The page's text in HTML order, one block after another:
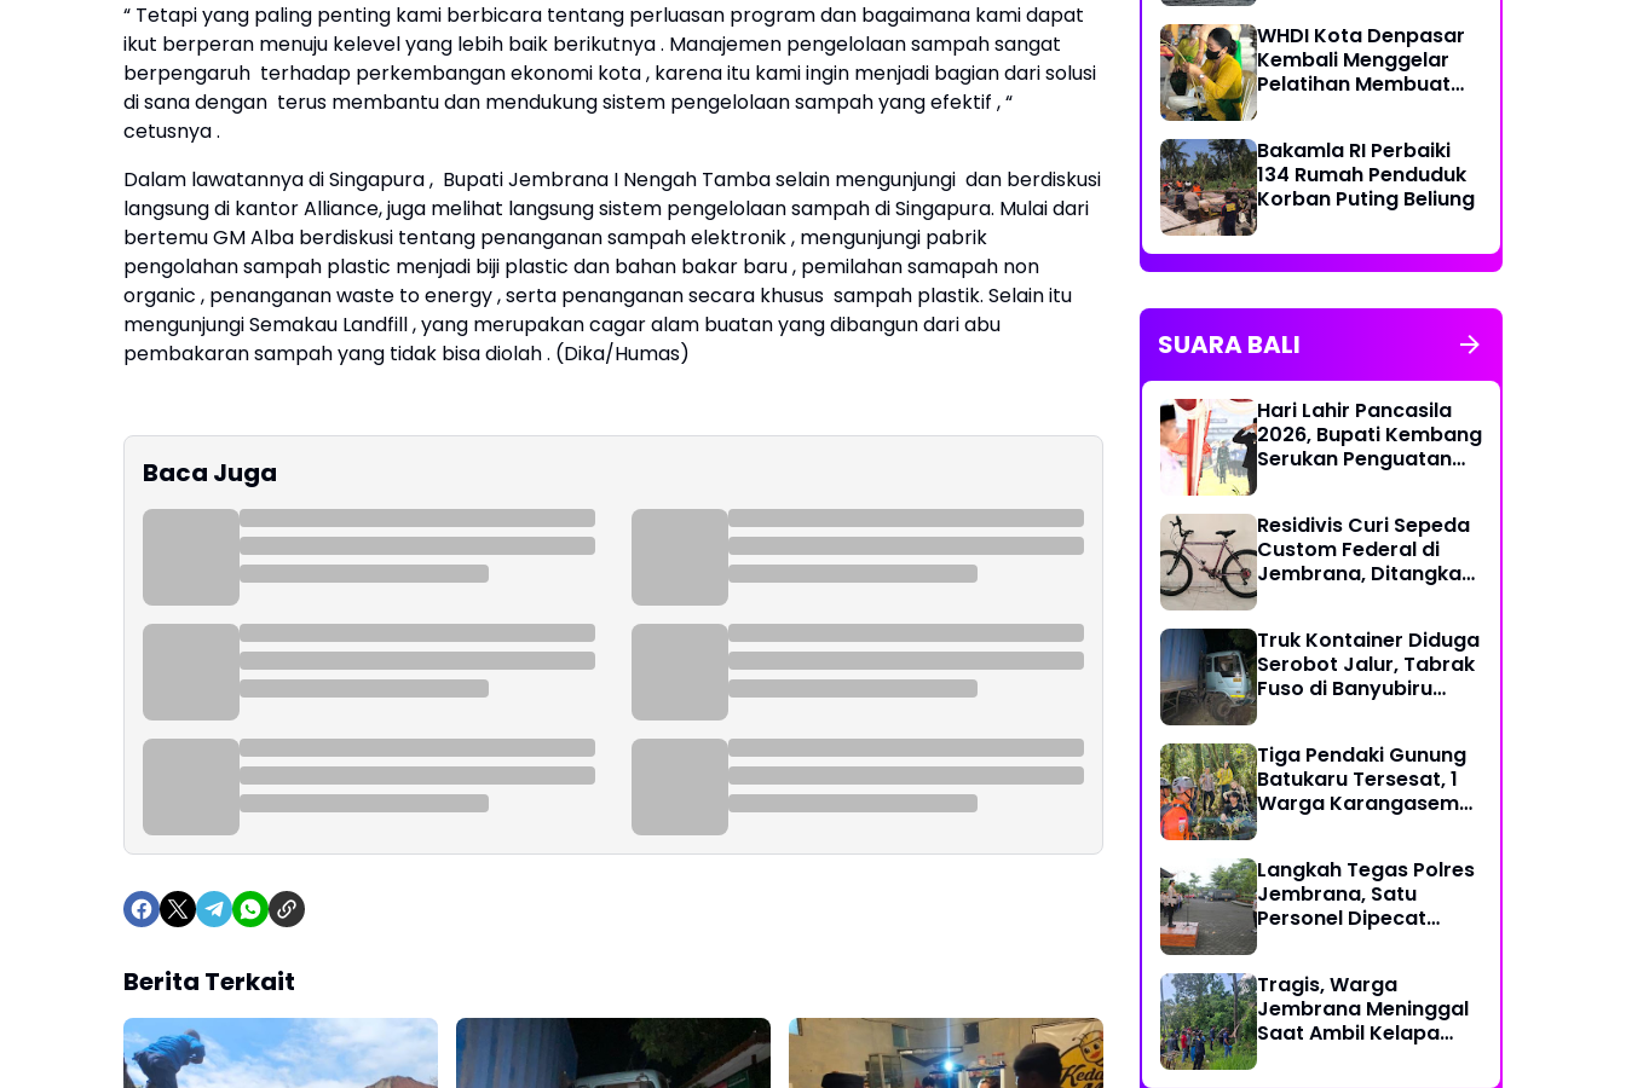
“ Tetapi yang paling penting kami berbicara tentang perluasan program dan bagaimana kami dapat
ikut berperan menuju kelevel yang lebih baik berikutnya . Manajemen pengelolaan sampah sangat
berpengaruh terhadap perkembangan ekonomi kota , karena itu kami ingin menjadi bagian dari solusi
di sana dengan terus membantu dan mendukung sistem pengelolaan sampah yang efektif , “
cetusnya .
Dalam lawatannya di Singapura , Bupati Jembrana I Nengah Tamba selain mengunjungi dan berdiskusi
langsung di kantor Alliance, juga melihat langsung sistem pengelolaan sampah di Singapura. Mulai dari
bertemu GM Alba berdiskusi tentang penanganan sampah elektronik , mengunjungi pabrik
pengolahan sampah plastic menjadi biji plastic dan bahan bakar baru , pemilahan samapah non
organic , penanganan waste to energy , serta penanganan secara khusus sampah plastik. Selain itu
mengunjungi Semakau Landfill , yang merupakan cagar alam buatan yang dibangun dari abu
pembakaran sampah yang tidak bisa diolah . (Dika/Humas)
Baca Juga
Berita Terkait
WHDI Kota Denpasar
Kembali Menggelar
Pelatihan Membuat
Bakamla RI Perbaiki
134 Rumah Penduduk
Korban Puting Beliung
SUARA BALI
Hari Lahir Pancasila
2026, Bupati Kembang
Serukan Penguatan
Tengah Tantangan
Global
Residivis Curi Sepeda
Custom Federal di
Jembrana, Ditangkap
Truk Kontainer Diduga
Serobot Jalur, Tabrak
Fuso di Banyubiru
Tiga Pendaki Gunung
Batukaru Tersesat, 1
Warga Karangasem
Tim SAR Gabungan
Langkah Tegas Polres
Jembrana, Satu
Personel Dipecat
Tragis, Warga
Jembrana Meninggal
Saat Ambil Kelapa